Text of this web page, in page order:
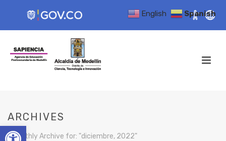
Open toolbar
ARCHIVES
Monthly Archive for: "diciembre, 2022"
English Spanish